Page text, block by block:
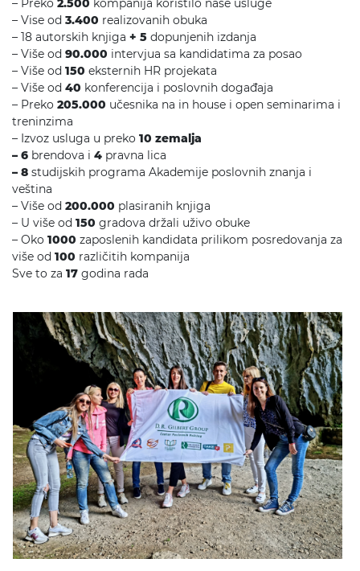
– Preko 2.500 kompanija koristilo naše usluge
– Vise od 3.400 realizovanih obuka
– 18 autorskih knjiga + 5 dopunjenih izdanja
– Više od 90.000 intervjua sa kandidatima za posao
– Više od 150 eksternih HR projekata
– Više od 40 konferencija i poslovnih događaja
– Preko 205.000 učesnika na in house i open seminarima i
treninzima
– Izvoz usluga u preko 10 zemalja
– 6 brendova i 4 pravna lica
– 8 studijskih programa Akademije poslovnih znanja i
veština
– Više od 200.000 plasiranih knjiga
– U više od 150 gradova držali uživo obuke
– Oko 1000 zaposlenih kandidata prilikom posredovanja za
više od 100 različitih kompanija
Sve to za 17 godina rada